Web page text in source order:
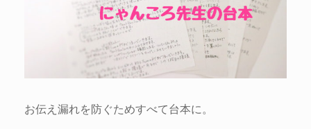
お伝え漏れを防ぐためすべて台本に。